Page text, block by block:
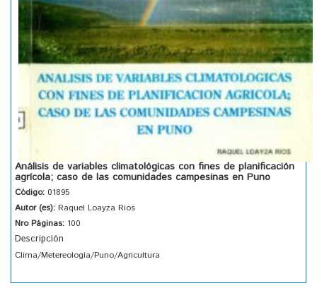
Análisis de variables climatológicas con fines de planificación
agrícola; caso de las comunidades campesinas en Puno
Código: 01895
Autor (es): Raquel Loayza Rios
Nro Páginas: 100
Descripción
Clima/Metereología/Puno/Agricultura